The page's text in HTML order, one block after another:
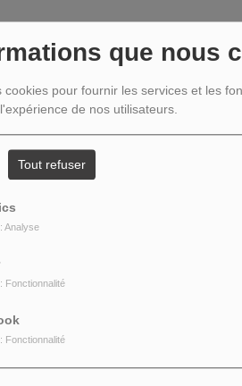
que nous
cookies pour fournir les services et les
de nos utilisateurs.
Tout refuser
Analyse
Fonctionnalité
Fonctionnalité